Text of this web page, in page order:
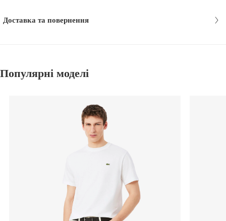
Доставка та повернення
Популярні моделі